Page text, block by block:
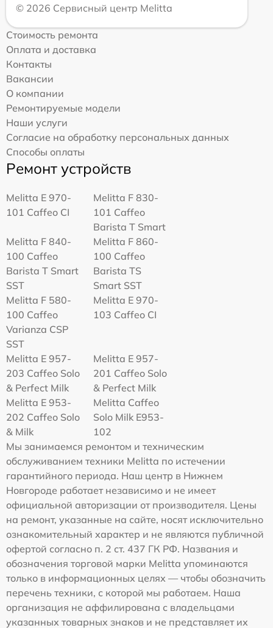
© 2026 Сервисный центр Melitta
Стоимость ремонта
Оплата и доставка
Контакты
Вакансии
О компании
Ремонтируемые модели
Наши услуги
Согласие на обработку персональных данных
Способы оплаты
Ремонт устройств
Melitta Е 970-
101 Caffeo CI
Melitta F 830-
101 Caffeo
Barista T Smart
Melitta F 840-
100 Caffeo
Barista T Smart
SST
Melitta F 860-
100 Caffeo
Barista TS
Smart SST
Melitta F 580-
100 Caffeo
Varianza CSP
SST
Melitta Е 970-
103 Caffeo CI
Melitta E 957-
203 Caffeo Solo
& Perfect Milk
Melitta E 957-
201 Caffeo Solo
& Perfect Milk
Melitta Е 953-
202 Caffeo Solo
& Milk
Melitta Caffeo
Solo Milk E953-
102
Мы занимаемся ремонтом и техническим
обслуживанием техники Melitta по истечении
гарантийного периода. Наш центр в Нижнем
Новгороде работает независимо и не имеет
официальной авторизации от производителя. Цены
на ремонт, указанные на сайте, носят исключительно
ознакомительный характер и не являются публичной
офертой согласно п. 2 ст. 437 ГК РФ. Названия и
обозначения торговой марки Melitta упоминаются
только в информационных целях — чтобы обозначить
перечень техники, с которой мы работаем. Наша
организация не аффилирована с владельцами
указанных товарных знаков и не представляет их